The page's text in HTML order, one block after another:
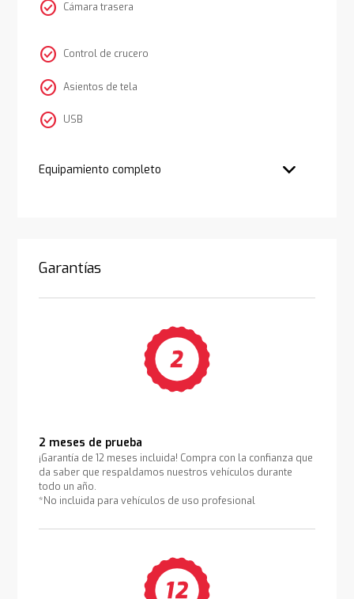
check_circle Cámara trasera
check_circle Control de crucero
check_circle Asientos de tela
check_circle USB
Equipamiento completo
Garantías
2 meses de prueba
¡Garantía de 12 meses incluida! Compra con la confianza que
da saber que respaldamos nuestros vehículos durante
todo un año.
*No incluida para vehículos de uso profesional